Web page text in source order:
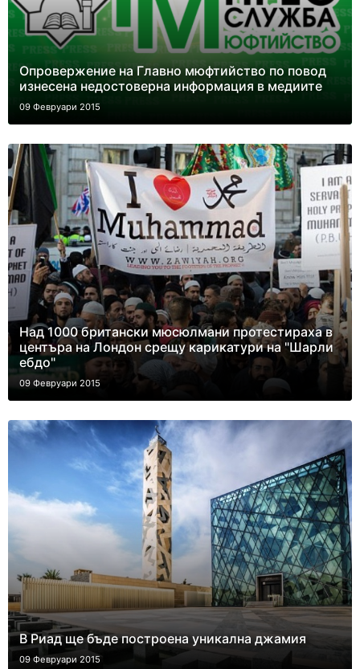
Опровержение на Главно мюфтийство по повод
изнесена недостоверна информация в медиите
09 Февруари 2015
Над 1000 британски мюсюлмани протестираха в
центъра на Лондон срещу карикатури на "Шарли
ебдо"
09 Февруари 2015
В Риад ще бъде построена уникална джамия
09 Февруари 2015